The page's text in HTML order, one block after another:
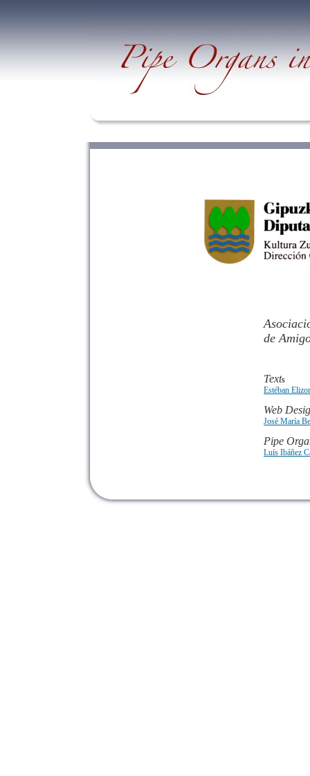
de
Texts
Estéban
Web
José María
Pipe
Luís Ibáñez